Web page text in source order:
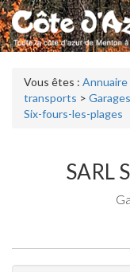
Vous êtes :
transports >
Six-fours-les-plages
SARL